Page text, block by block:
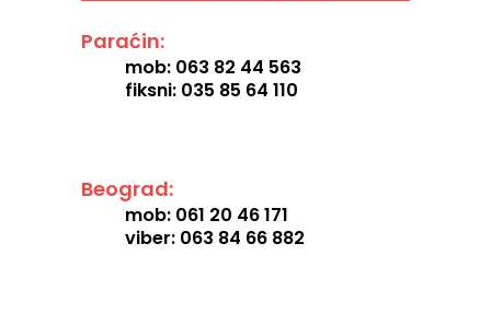
Paraćin:
mob: 063 82 44 563
fiksni: 035 85 64 110
Beograd:
mob: 061 20 46 171
viber: 063 84 66 882